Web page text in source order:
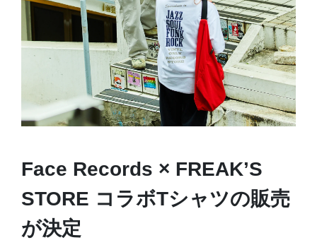
Face Records × FREAK’S
STORE コラボTシャツの販売
が決定